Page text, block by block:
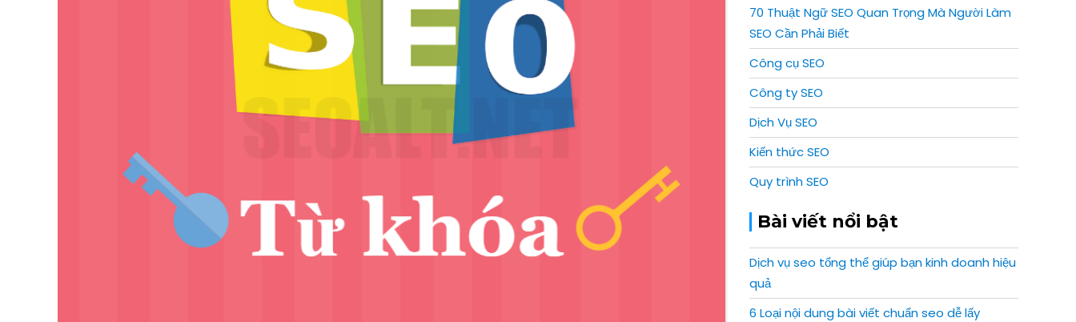
70 Thuật Ngữ SEO Quan Trọng Mà Người Làm
SEO Cần Phải Biết
Công cụ SEO
Công ty SEO
Dịch Vụ SEO
Kiến thức SEO
Quy trình SEO
Bài viết nổi bật
Dịch vụ seo tổng thể giúp bạn kinh doanh hiệu
quả
6 Loại nội dung bài viết chuẩn seo dễ lấy